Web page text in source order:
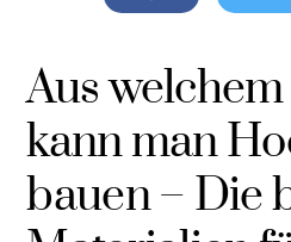
Aus
kann man
bauen – Die